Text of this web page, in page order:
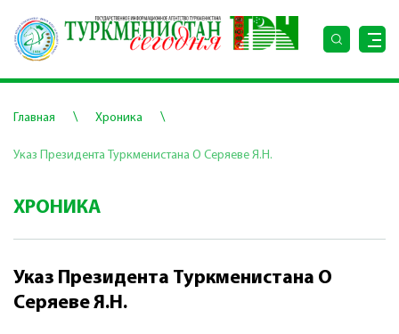
Главная \ Хроника \
Указ Президента Туркменистана О Серяеве Я.Н.
ХРОНИКА
Указ Президента Туркменистана О
Серяеве Я.Н.